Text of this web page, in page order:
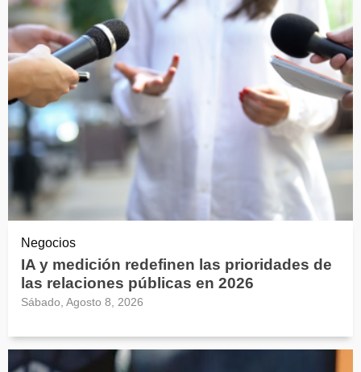
Negocios
IA y medición redefinen las prioridades de
las relaciones públicas en 2026
Sábado, Agosto 8, 2026